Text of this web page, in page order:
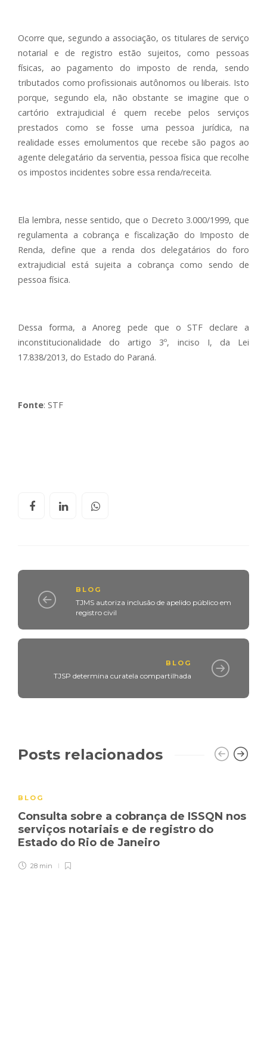
Ocorre que, segundo a associação, os titulares de serviço
notarial e de registro estão sujeitos, como pessoas
físicas, ao pagamento do imposto de renda, sendo
tributados como profissionais autônomos ou liberais. Isto
porque, segundo ela, não obstante se imagine que o
cartório extrajudicial é quem recebe pelos serviços
prestados como se fosse uma pessoa jurídica, na
realidade esses emolumentos que recebe são pagos ao
agente delegatário da serventia, pessoa física que recolhe
os impostos incidentes sobre essa renda/receita.
Ela lembra, nesse sentido, que o Decreto 3.000/1999, que
regulamenta a cobrança e fiscalização do Imposto de
Renda, define que a renda dos delegatários do foro
extrajudicial está sujeita a cobrança como sendo de
pessoa física.
Dessa forma, a Anoreg pede que o STF declare a
inconstitucionalidade do artigo 3º, inciso I, da Lei
17.838/2013, do Estado do Paraná.
Fonte: STF
BLOG
TJMS autoriza inclusão de apelido público em
registro civil
BLOG
TJSP determina curatela compartilhada
Posts relacionados
BLOG
Consulta sobre a cobrança de ISSQN nos
serviços notariais e de registro do
Estado do Rio de Janeiro
28 min